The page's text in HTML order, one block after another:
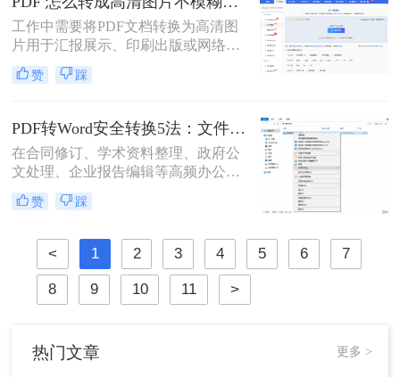
的“灵魂拷问”。
工作中需要将PDF文档转换为高清图
片用于汇报展示、印刷出版或网络分
享，但转换后图片模糊不清、细节丢
失、放大后出现马赛克……这些"清
能导致重要信息无法识别。那么PDF
怎么转成高清图片不模糊呢？别再忍
受模糊图片！本文直击痛点，提供可
立即执行的高清转换方案，助您10分
钟内获得印刷级清晰度！
赞 踩
PDF转Word安全转换5法：文件加密、隐私保护和格式修复完整方案！
在合同修订、学术资料整理、政府公
文处理、企业报告编辑等高频办公场
景中，将PDF精准转换为可编辑Word
文档是效率刚需，却也是“翻车”重灾
坏、敏感信息泄露……2025年国家网
信办通报多起因在线转换工具导致的
企业核心数据泄露事件！
赞 踩
< 1 2 3 4 5 6 7
8 9 10 11 >
热门文章 更多 >